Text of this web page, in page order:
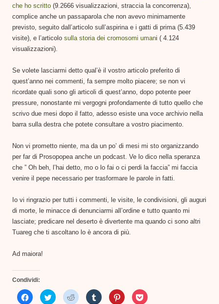
che ho scritto (9.2666 visualizzazioni, straccia la concorrenza),
complice anche un passaparola che non avevo minimamente
previsto, seguito dall’articolo sull’aspirina e i gatti di prima (5.439
visite), e l’articolo sulla storia dei cromosomi umani ( 4.124
visualizzazioni).
Se volete lasciarmi detto qual’è il vostro articolo preferito di
quest’anno nei commenti, fa sempre molto piacere; se non vi
ricordate quali sono gli articoli di quest’anno, dopo potente peer
pressure, nonostante mi vergogni profondamente di tutto quello che
scrivo due mesi dopo il fatto, adesso esiste una voce archivio nella
barra sulla destra che potete consultare a vostro piacimento.
Non vi prometto niente, ma da un po’ di mesi mi sto organizzando
per far di Prosopopea anche un podcast. Ve lo dico nella speranza
che ” Oh beh, l’hai detto, mo o lo fai o ci perdi la faccia” mi faccia
venire il pepe necessario per trasformare le parole in fatti.
Io vi ringrazio per tutti i commenti, le visite, le condivisioni, gli auguri
di morte, le minacce di denunciarmi all’ordine e tutto quanto mi
lasciate; predicare nel deserto è divertente ma quando ci sono altri
Tuareg che ti ascoltano lo è ancora di più.
Ad maiora!
Condividi:
Fai
clic
Fai
clic
Fai
clic
Fai
clic
Fai
clic
Fai
clic